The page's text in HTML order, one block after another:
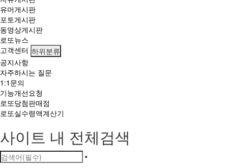
유머게시판
포토게시판
동영상게시판
로또뉴스
고객센터 하위분류
공지사항
자주하시는 질문
1:1문의
기능개선요청
로또당첨판매점
로또실수령액계산기
사이트 내 전체검색